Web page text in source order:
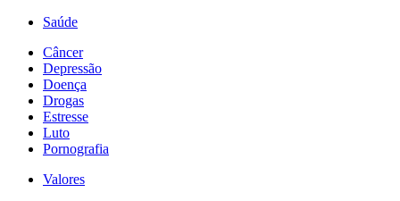
Saúde
Câncer
Depressão
Doença
Drogas
Estresse
Luto
Pornografia
Valores